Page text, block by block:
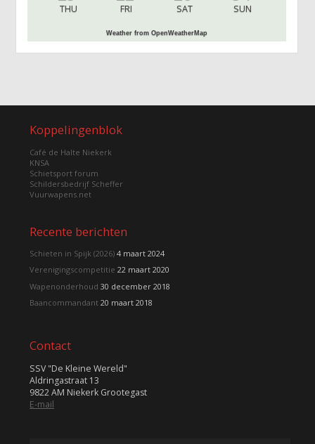
THU FRI SAT SUN
Weather from OpenWeatherMap
Koppelingenblok
Café de Halte Niekerk
KNSA
Schietsport forum
Schildersbedrijf Scheffer
Vuurwapens.net
Recente berichten
Schieten in Spijk (2026) 4 maart 2024
Verenigingscompetitie 22 maart 2020
Wapenonderhoud 30 december 2018
Baancommandant 20 maart 2018
Contact
SSV "De Kleine Wereld"
Aldringastraat 13
9822 AM Niekerk Grootegast
E-mail